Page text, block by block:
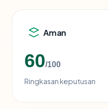
Aman
60/100
Ringkasan keputusan